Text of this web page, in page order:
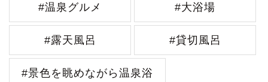
#温泉グルメ #大浴場
#露天風呂 #貸切風呂
#景色を眺めながら温泉浴